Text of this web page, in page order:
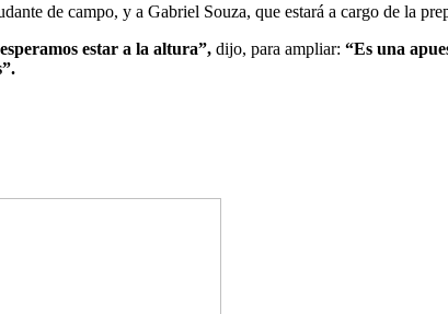
de campo, y a Gabriel Souza, que estará a cargo de la
estar a la altura”, dijo, para ampliar: “Es una